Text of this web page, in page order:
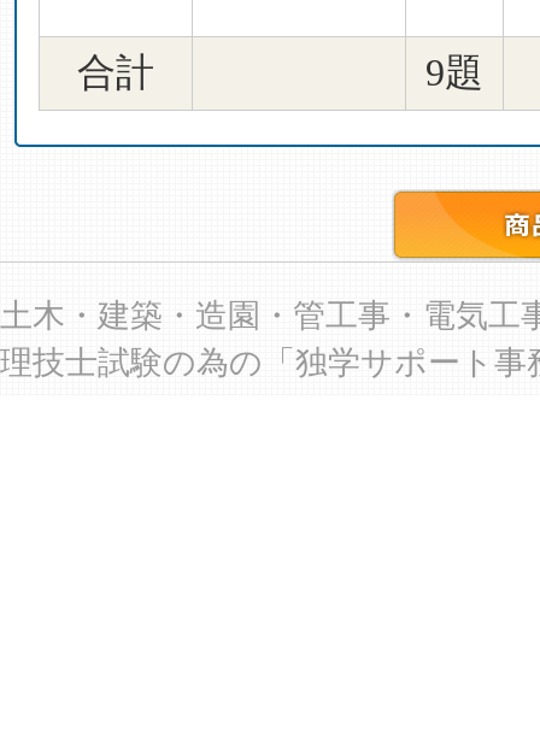
合計 9題
土木・建築・造園・管工事・電気
理技士試験の為の「独学サポート事